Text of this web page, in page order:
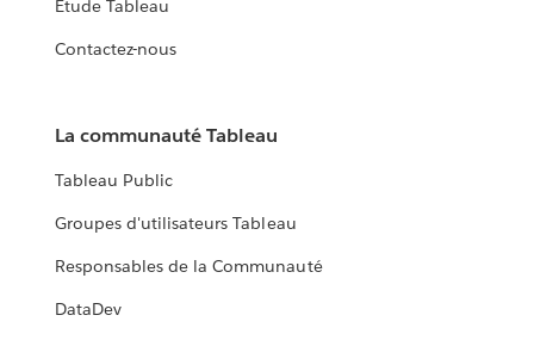
Étude Tableau
Contactez-nous
La communauté Tableau
Tableau Public
Groupes d'utilisateurs Tableau
Responsables de la Communauté
DataDev